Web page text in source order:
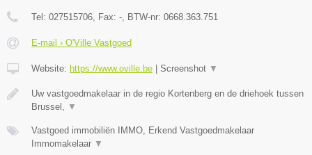
Tel: 027515706, Fax: -, BTW-nr: 0668.363.751
E-mail › O'Ville Vastgoed
Website: https://www.oville.be Screenshot ▼
Uw vastgoedmakelaar in de regio Kortenberg en de driehoek tussen
Brussel, ▼
Vastgoed immobiliën IMMO, Erkend Vastgoedmakelaar
Immomakelaar ▼